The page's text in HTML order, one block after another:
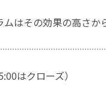
はその効果の高さ
はクローズ）